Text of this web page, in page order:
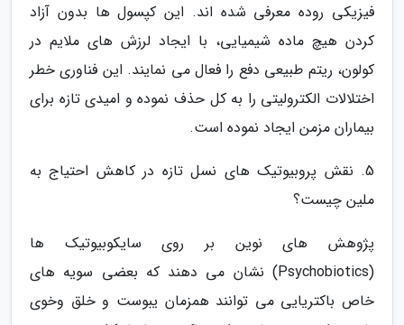
فیزیکی روده معرفی شده اند. این کپسول ها بدون آزاد
کردن هیچ ماده شیمیایی، با ایجاد لرزش های ملایم در
کولون، ریتم طبیعی دفع را فعال می نمایند. این فناوری خطر
اختلالات الکترولیتی را به کل حذف نموده و امیدی تازه برای
بیماران مزمن ایجاد نموده است.
5. نقش پروبیوتیک های نسل تازه در کاهش احتیاج به
ملین چیست؟
پژوهش های نوین بر روی سایکوبیوتیک ها
(Psychobiotics) نشان می دهند که بعضی سویه های
خاص باکتریایی می توانند همزمان یبوست و خلق وخوی